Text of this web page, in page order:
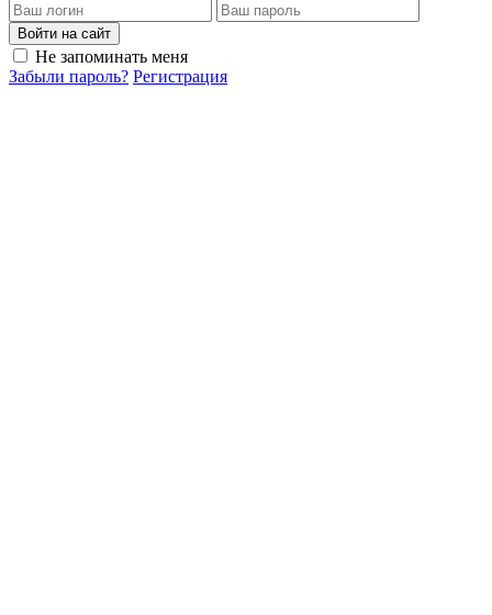
Войти на сайт
Не запоминать меня
Забыли пароль? Регистрация